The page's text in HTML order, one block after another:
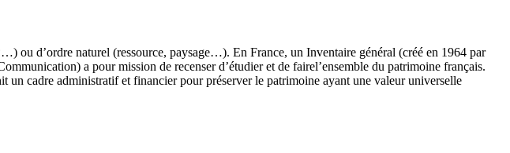
ou d’ordre naturel (ressource, paysage…). En France, un Inventaire général (créé en 1964 par
a pour mission de recenser d’étudier et de fairel’ensemble du patrimoine français.
cadre administratif et financier pour préserver le patrimoine ayant une valeur universelle